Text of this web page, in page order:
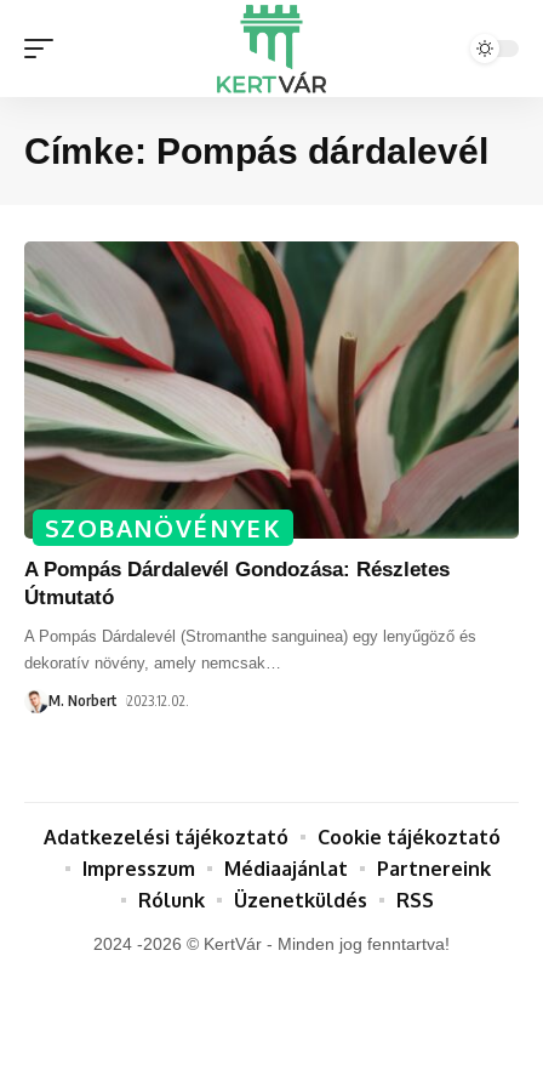
Címke: Pompás dárdalevél
SZOBANÖVÉNYEK
A Pompás Dárdalevél Gondozása: Részletes
Útmutató
A Pompás Dárdalevél (Stromanthe sanguinea) egy lenyűgöző és
dekoratív növény, amely nemcsak
M. Norbert 2023.12.02.
2024 -2026 © KertVár - Minden jog fenntartva!
Adatkezelési tájékoztató
Cookie tájékoztató
Impresszum
Médiaajánlat
Partnereink
Rólunk
Üzenetküldés RSS